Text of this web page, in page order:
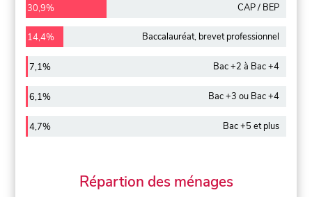
30,9% CAP / BEP
14,4% Baccalauréat, brevet professionnel
7,1% Bac +2 à Bac +4
6,1% Bac +3 ou Bac +4
4,7% Bac +5 et plus
Répartion des ménages